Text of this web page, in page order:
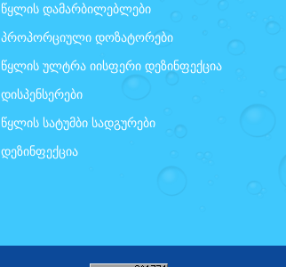
წყლის დამარბილებლები
პროპორციული დოზატორები
წყლის ულტრა იისფერი დეზინფექცია
დისპენსერები
წყლის სატუმბი სადგურები
დეზინფექცია